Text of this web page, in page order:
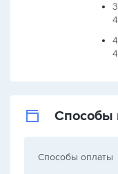
Способы
Способы оплаты